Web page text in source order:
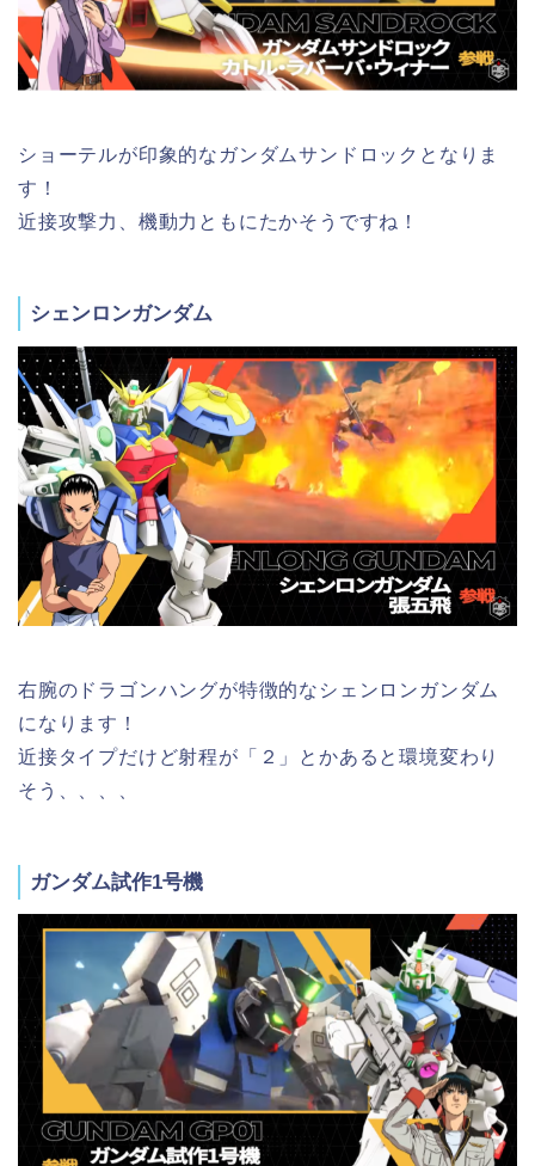
ショーテルが印象的なガンダムサンドロックとなりま
す！
近接攻撃力、機動力ともにたかそうですね！
シェンロンガンダム
右腕のドラゴンハングが特徴的なシェンロンガンダム
になります！
近接タイプだけど射程が「２」とかあると環境変わり
そう、、、、
ガンダム試作1号機